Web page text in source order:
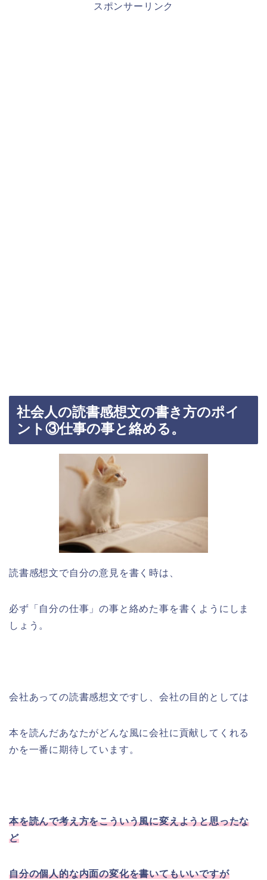
スポンサーリンク
社会人の読書感想文の書き方のポイ
ント③仕事の事と絡める。
読書感想文で自分の意見を書く時は、
必ず「自分の仕事」の事と絡めた事を書くようにしま
しょう。
会社あっての読書感想文ですし、会社の目的としては
本を読んだあなたがどんな風に会社に貢献してくれる
かを一番に期待しています。
本を読んで考え方をこういう風に変えようと思ったな
ど
自分の個人的な内面の変化を書いてもいいですが